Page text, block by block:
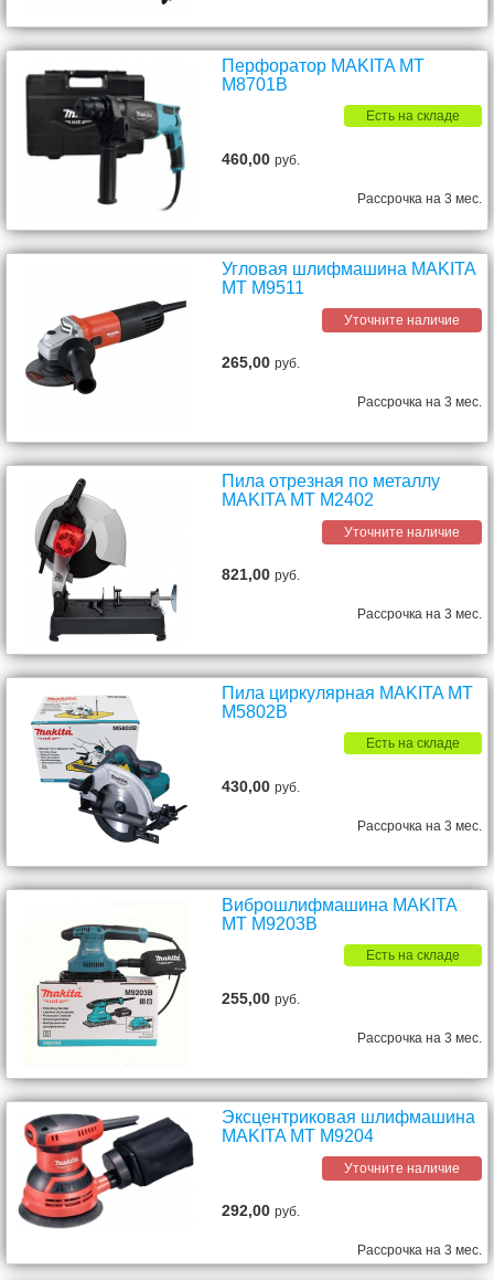
Перфоратор MAKITA MT
M8701B
Есть на складе
460,00руб.
Рассрочка на 3 мес.
Угловая шлифмашина MAKITA
MT M9511
Уточните наличие
265,00руб.
Рассрочка на 3 мес.
Пила отрезная по металлу
MAKITA MT M2402
Уточните наличие
821,00руб.
Рассрочка на 3 мес.
Пила циркулярная MAKITA MT
M5802B
Есть на складе
430,00руб.
Рассрочка на 3 мес.
Виброшлифмашина MAKITA
MT M9203B
Есть на складе
255,00руб.
Рассрочка на 3 мес.
Эксцентриковая шлифмашина
MAKITA MT M9204
Уточните наличие
292,00руб.
Рассрочка на 3 мес.